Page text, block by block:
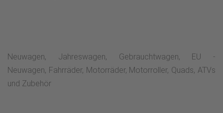
Neuwagen, Jahreswagen, Gebrauchtwagen, EU -
Neuwagen, Fahrräder, Motorräder, Motorroller, Quads, ATVs
und Zubehör